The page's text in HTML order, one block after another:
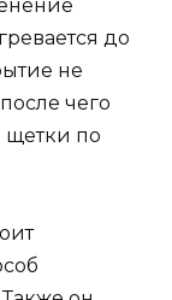
до
не
чего
щетки по